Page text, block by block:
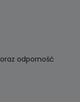
odporność